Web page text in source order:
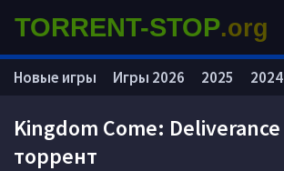
Kingdom Come:
торрент
Новые игры Игры 2026 2025 2024
TORRENT-STOP.org